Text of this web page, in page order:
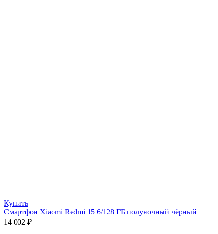
Купить
Смартфон Xiaomi Redmi 15 6/128 ГБ полуночный чёрный
14 002 ₽